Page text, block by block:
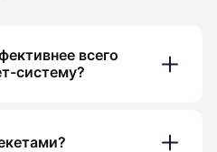
всего
систему?